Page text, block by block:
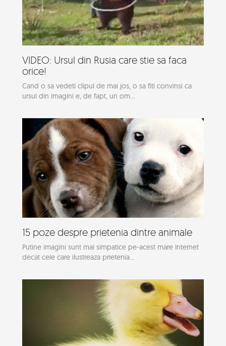
VIDEO: Ursul din Rusia care stie sa faca
orice!
Cand o sa vedeti clipul de mai jos, o sa fiti convinsi ca
ursul din imagini e, de fapt, un om...
15 poze despre prietenia dintre animale
Putine imagini sunt mai simpatice pe-acest mare Internet
decat cele care ilustreaza prietenia...